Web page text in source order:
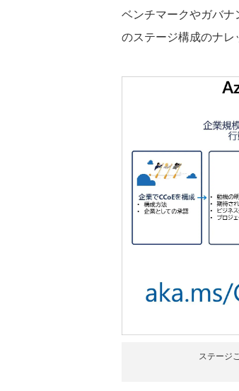
ベンチマークやガバ
のステージ構成のナレ
ステージ